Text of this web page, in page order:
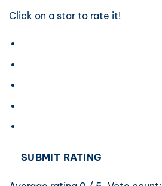
Click on a star to rate it!
SUBMIT RATING